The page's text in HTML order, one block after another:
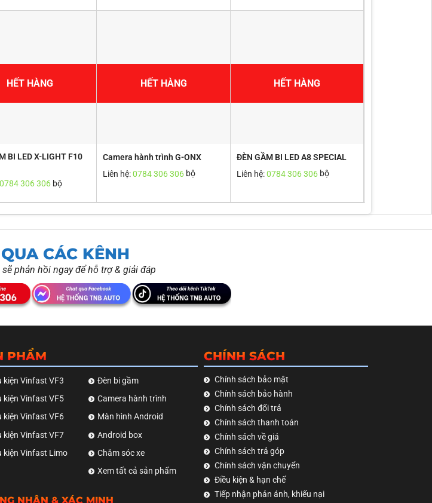
HẾT HÀNG
BI LED X-LIGHT F10
0784 306 306bộ
HẾT HÀNG
Camera hành trình G-ONX
Liên hệ:0784 306 306 bộ
HẾT HÀNG
ĐÈN GẦM BI LED A8 SPECIAL
Liên hệ:0784 306 306bộ
CÁC KÊNH
phản hồi ngay để hỗ trợ & giải đáp
PHẨM
kiện Vinfast VF3
kiện Vinfast VF5
kiện Vinfast VF6
kiện Vinfast VF7
kiện Vinfast Limo
Đèn bi gầm
Camera hành trình
Màn hình Android
Android box
Chăm sóc xe
Xem tất cả sản phẩm
NHẬN & XÁC MINH
CHÍNH SÁCH
Chính sách bảo mật
Chính sách bảo hành
Chính sách đổi trả
Chính sách thanh toán
Chính sách về giá
Chính sách trả góp
Chính sách vận chuyển
Điều kiện & hạn chế
Tiếp nhận phản ánh, khiếu nại